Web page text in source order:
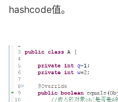
hashcode值。